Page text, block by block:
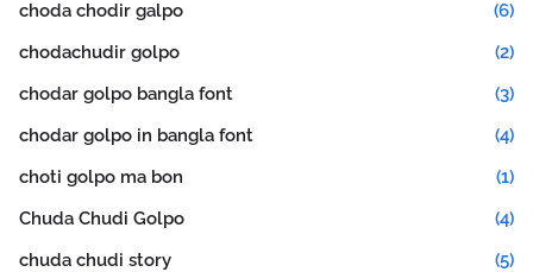
choda chodir galpo
(6)
chodachudir golpo
(2)
chodar golpo bangla font
(3)
chodar golpo in bangla font
(4)
choti golpo ma bon
(1)
Chuda Chudi Golpo
(4)
chuda chudi story
(5)